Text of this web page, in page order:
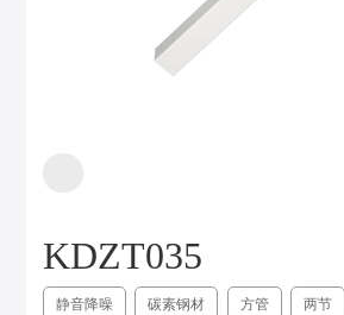
KDZT035
静音降噪 碳素钢材 方管 两节